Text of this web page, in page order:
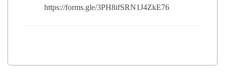
https://forms.gle/3PH8ifSRN1J4ZkE76